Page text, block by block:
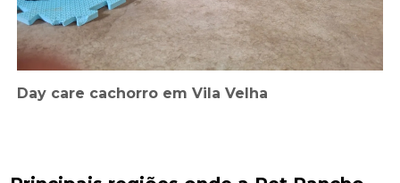
Day care cachorro em Vila Velha